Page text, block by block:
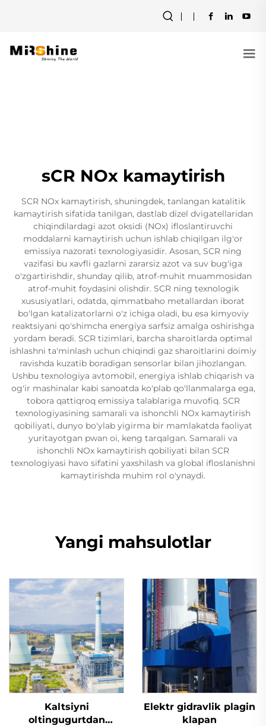
sCR NOx kamaytirish
SCR NOx kamaytirish, shuningdek, tanlangan katalitik
kamaytirish sifatida tanilgan, dastlab dizel dvigatellaridan
chiqindilardagi azot oksidi (NOx) ifloslantiruvchi
moddalarni kamaytirish uchun ishlab chiqilgan ilg'or
emissiya nazorati texnologiyasidir. Asosan, SCR ning
vazifasi bu xavfli gazlarni zararsiz azot va suv bug'iga
o'zgartirishdir, shunday qilib, atrof-muhit muammosidan
atrof-muhit foydasini olishdir. SCR ning texnologik
xususiyatlari, odatda, qimmatbaho metallardan iborat
bo'lgan katalizatorlarni o'z ichiga oladi, bu esa kimyoviy
reaktsiyani qo'shimcha energiya sarfsiz amalga oshirishga
yordam beradi. SCR tizimlari, barcha sharoitlarda optimal
ishlashni ta'minlash uchun chiqindi gaz sharoitlarini doimiy
ravishda kuzatib boradigan sensorlar bilan jihozlangan.
Ushbu texnologiya avtomobil, energiya ishlab chiqarish va
og'ir mashinalar kabi sanoatda ko'plab qo'llanmalarga ega,
tobora qattiqroq emissiya talablariga muvofiq. SCR
texnologiyasining samarali va ishonchli NOx kamaytirish
qobiliyati, dunyo bo'ylab yigirma bir mamlakatda faoliyat
yuritayotgan pwan oi, keng tarqalgan. Samarali va
ishonchli NOx kamaytirish qobiliyati bilan SCR
texnologiyasi havo sifatini yaxshilash va global ifloslanishni
kamaytirishda muhim rol o'ynaydi.
Yangi mahsulotlar
Kaltsiyni
oltingugurtdan
Elektr gidravlik plagin
klapan